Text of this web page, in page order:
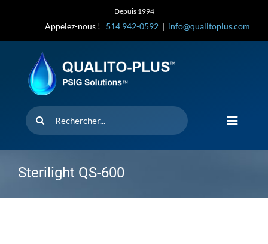
Depuis 1994
Appelez-nous ! 514 942-0592 | info@qualitoplus.com
Toggle
D’où
Rechercher
Sterilight QS-600